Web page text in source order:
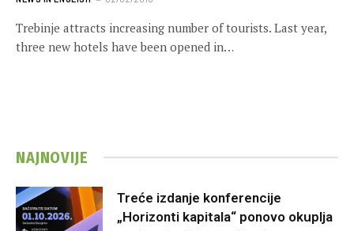
Trebinje attracts increasing number of tourists. Last year,
three new hotels have been opened in…
NAJNOVIJE
Treće izdanje konferencije
„Horizonti kapitala“ ponovo okuplja